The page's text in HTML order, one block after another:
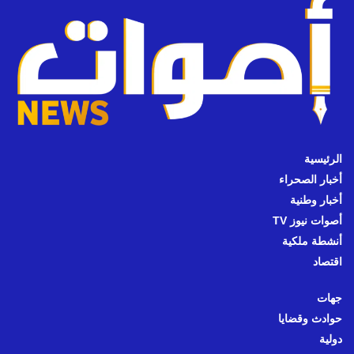
الرئيسية
أخبار الصحراء
أخبار وطنية
أصوات نيوز TV
أنشطة ملكية
اقتصاد
جهات
حوادث وقضايا
دولية